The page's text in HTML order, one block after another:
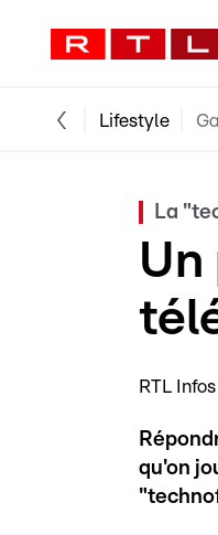
Lifestyle
La
RTL
qu'on